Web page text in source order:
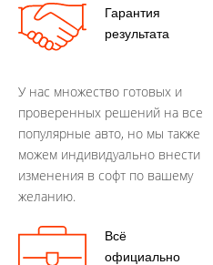
Гарантия
результата
У нас множество готовых и
проверенных решений на все
популярные авто, но мы также
можем индивидуально внести
изменения в софт по вашему
желанию.
Всё
официально